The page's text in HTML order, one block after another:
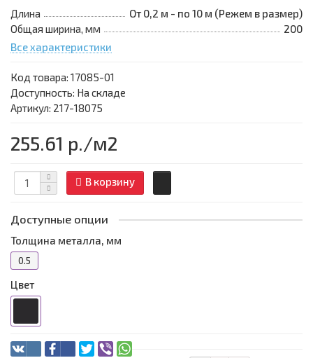
Длина
От 0,2 м - по 10 м (Режем в размер)
Общая ширина, мм
200
Все характеристики
Код товара: 17085-01
Доступность: На складе
Артикул: 217-18075
255.61 р./м2
В корзину
Доступные опции
Толщина металла, мм
0.5
Цвет